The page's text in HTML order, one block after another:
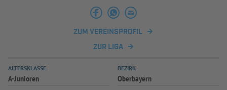
ZUM VEREINSPROFIL
ZUR LIGA
ALTERSKLASSE
A-Junioren
BEZIRK
Oberbayern